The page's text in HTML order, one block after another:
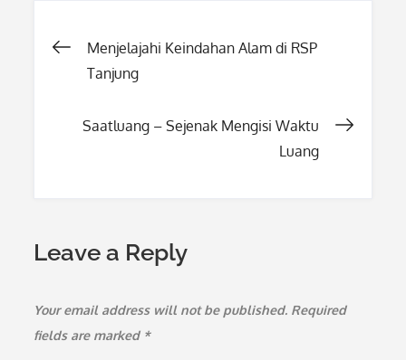
Post
Menjelajahi Keindahan Alam di RSP
Tanjung
Saatluang – Sejenak Mengisi Waktu
Luang
Leave a Reply
Your email address will not be published. Required
fields are marked *